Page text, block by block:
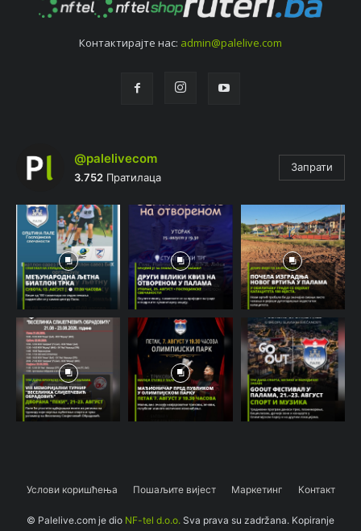
Контактирајтe нас: admin@palelive.com
@palelivecom
3.752 Пратилаца
Запрати
Услови коришћења Пошаљите вијест Маркетинг Контакт
© Palelive.com je dio NF-tel d.o.o. Sva prava su zadržana. Kopiranje